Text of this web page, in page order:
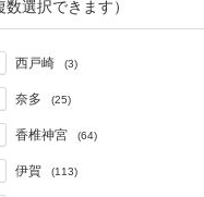
選択できます）
西戸崎 (3)
奈多 (25)
香椎神宮 (64)
伊賀 (113)